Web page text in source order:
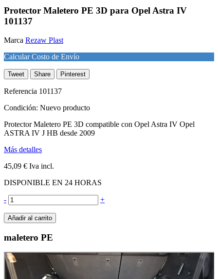
Protector Maletero PE 3D para Opel Astra IV
101137
Marca Rezaw Plast
Calcular Costo de Envío
Tweet Share Pinterest
Referencia 101137
Condición: Nuevo producto
Protector Maletero PE 3D compatible con Opel Astra IV Opel
ASTRA IV J HB desde 2009
Más detalles
45,09 € Iva incl.
DISPONIBLE EN 24 HORAS
- +
Añadir al carrito
maletero PE